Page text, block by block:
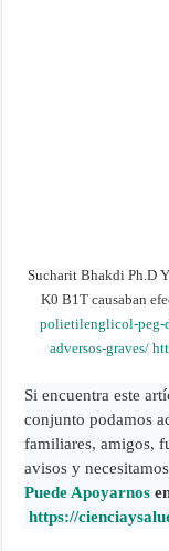
Sucharit Bhakdi Ph.D
K0 B1T causaban
polietilenglicol-peg-
adversos-graves/
Si encuentra este
conjunto podamos
familiares, amigos,
avisos y
Puede Apoyarnos
https://